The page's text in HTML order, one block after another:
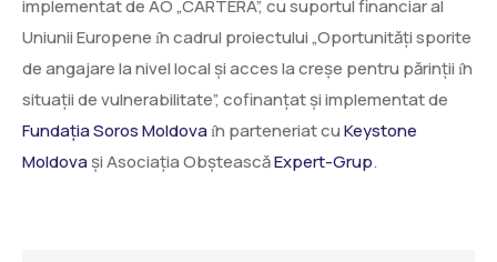
implementat de AO „CARTERA”, cu suportul financiar al
Uniunii Europene ı̂n cadrul proiectului „Oportunități sporite
de angajare la nivel local și acces la creșe pentru părinții ı̂n
situații de vulnerabilitate”, cofinanțat și implementat de
Fundația Soros Moldovaı̂n parteneriat cuKeystone
Moldovași Asociația ObșteascăExpert-Grup.